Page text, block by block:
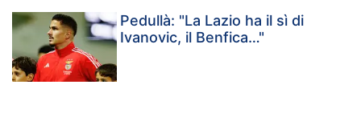
Pedullà: "La Lazio ha il sì di
Ivanovic, il Benfica…"